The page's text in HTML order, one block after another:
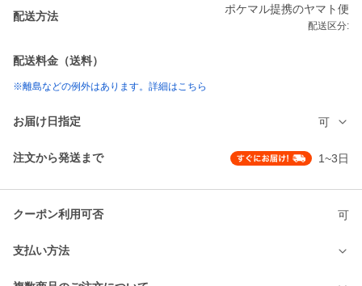
配送方法
ポケマル提携のヤマト便
配送区分:
配送料金（送料）
※離島などの例外はあります。詳細はこちら
お届け日指定 可
注文から発送まで 1~3日
クーポン利用可否 可
支払い方法